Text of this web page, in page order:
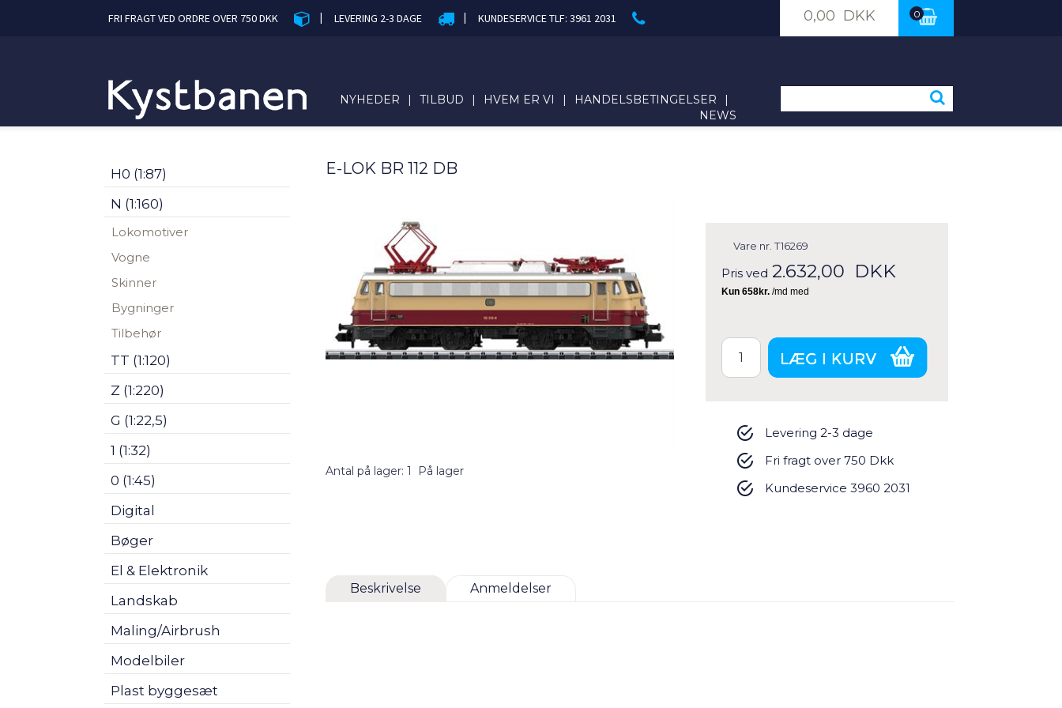
FRI FRAGT VED ORDRE OVER 750 DKK | LEVERING 2-3 DAGE | KUNDESERVICE TLF: 3961 2031 0,00 DKK 0
NYHEDER | TILBUD | HVEM ER VI | HANDELSBETINGELSER
|
NEWS
H0 (1:87)
N (1:160)
Lokomotiver
Vogne
Skinner
Bygninger
Tilbehør
TT (1:120)
Z (1:220)
G (1:22,5)
1 (1:32)
0 (1:45)
Digital
Bøger
El & Elektronik
Landskab
Maling/Airbrush
Modelbiler
Plast byggesæt
E-LOK BR 112 DB
Antal på lager: 1 På lager
Vare nr.T16269
Pris ved 2.632,00 DKK
Levering 2-3 dage
Fri fragt over 750 Dkk
Kundeservice 3960 2031
Beskrivelse Anmeldelser